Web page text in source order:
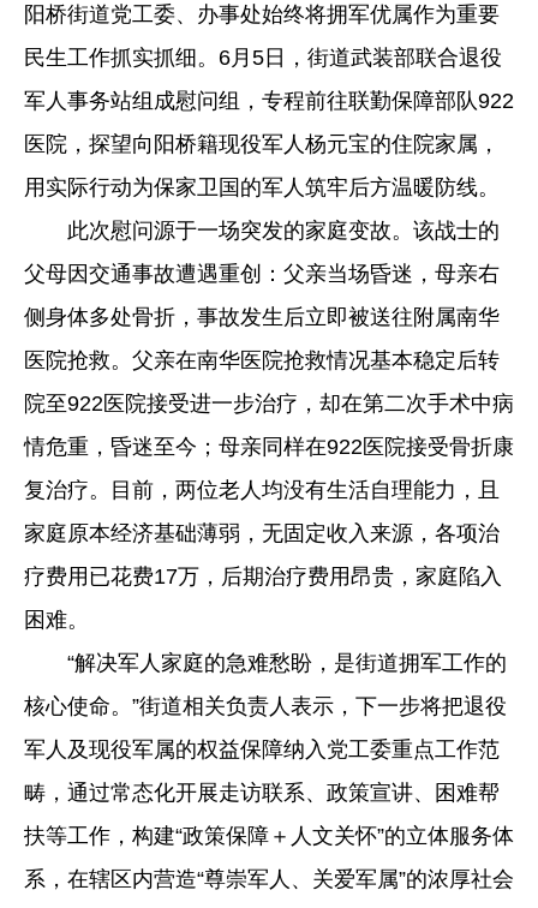
阳桥街道党工委、办事处始终将拥军优属作为重要
民生工作抓实抓细。6月5日，街道武装部联合退役
军人事务站组成慰问组，专程前往联勤保障部队922
医院，探望向阳桥籍现役军人杨元宝的住院家属，
用实际行动为保家卫国的军人筑牢后方温暖防线。
此次慰问源于一场突发的家庭变故。该战士的
父母因交通事故遭遇重创：父亲当场昏迷，母亲右
侧身体多处骨折，事故发生后立即被送往附属南华
医院抢救。父亲在南华医院抢救情况基本稳定后转
院至922医院接受进一步治疗，却在第二次手术中病
情危重，昏迷至今；母亲同样在922医院接受骨折康
复治疗。目前，两位老人均没有生活自理能力，且
家庭原本经济基础薄弱，无固定收入来源，各项治
疗费用已花费17万，后期治疗费用昂贵，家庭陷入
困难。
“解决军人家庭的急难愁盼，是街道拥军工作的
核心使命。”街道相关负责人表示，下一步将把退役
军人及现役军属的权益保障纳入党工委重点工作范
畴，通过常态化开展走访联系、政策宣讲、困难帮
扶等工作，构建“政策保障＋人文关怀”的立体服务体
系，在辖区内营造“尊崇军人、关爱军属”的浓厚社会